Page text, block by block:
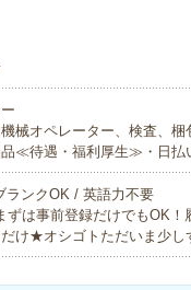
械オペレーター、検査、
品≪待遇・福利厚生≫・日払
ランクOK / 英語力不要
は事前登録だけでもOK
け★オシゴトただいま少